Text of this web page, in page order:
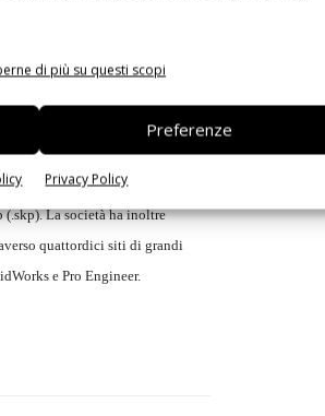
di più su questi scopi
Preferenze
Privacy Policy
dei progettisti. Tra le
Converter per Google
gratuito di progettazione
dei circuiti stampati e
I modelli Cad dei
(.skp). La società ha inoltre
quattordici siti di grandi
e Pro Engineer.